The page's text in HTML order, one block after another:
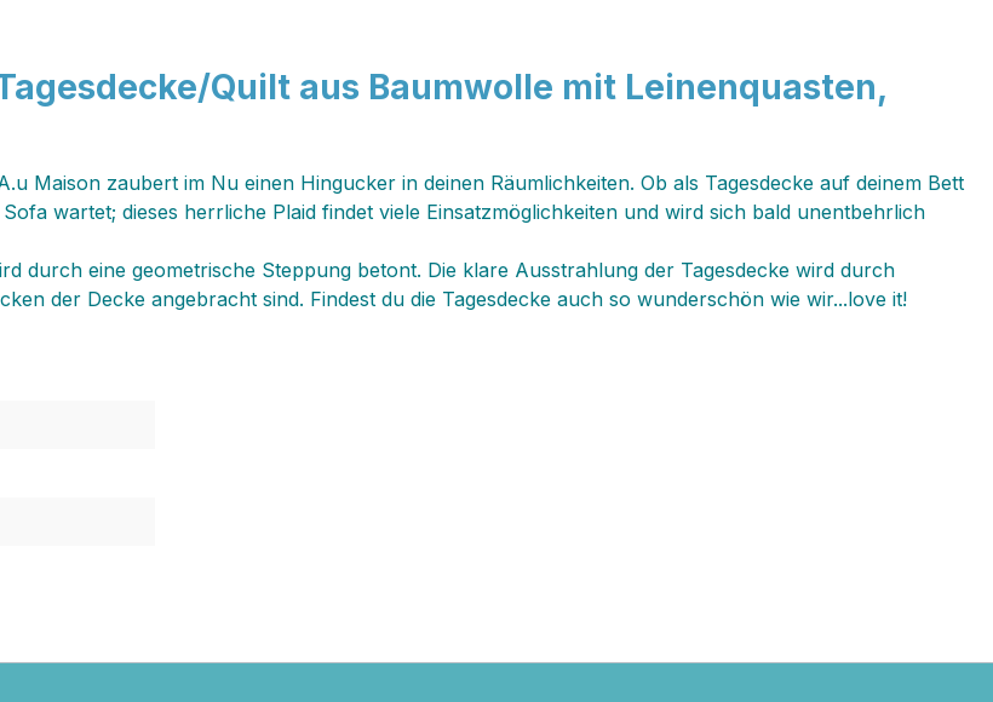
Quilt aus Baumwolle mit Leinenquasten,
Maison zaubert im Nu einen Hingucker in deinen Räumlichkeiten. Ob als Tagesdecke auf deinem Bett
wartet; dieses herrliche Plaid findet viele Einsatzmöglichkeiten und wird sich bald unentbehrlich
durch eine geometrische Steppung betont. Die klare Ausstrahlung der Tagesdecke wird durch
der Decke angebracht sind. Findest du die Tagesdecke auch so wunderschön wie wir...love it!